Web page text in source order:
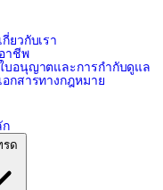
เกี่ยวกับเรา
อาชีพ
บอนุญาตและการกำกับดูแล
เอกสารทางกฎหมาย
รด